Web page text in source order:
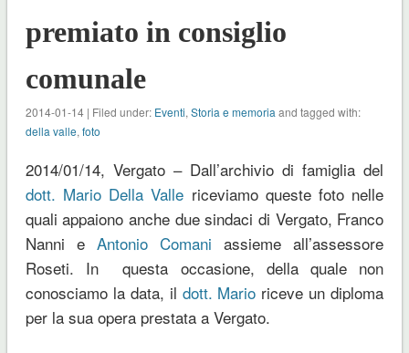
premiato in consiglio
comunale
2014-01-14 | Filed under: Eventi, Storia e memoria and tagged with:
della valle, foto
2014/01/14, Vergato – Dall’archivio di famiglia del
dott. Mario Della Valle riceviamo queste foto nelle
quali appaiono anche due sindaci di Vergato, Franco
Nanni e Antonio Comani assieme all’assessore
Roseti. In questa occasione, della quale non
conosciamo la data, il dott. Mario riceve un diploma
per la sua opera prestata a Vergato.